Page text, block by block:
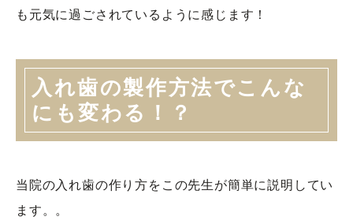
も元気に過ごされているように感じます！
入れ歯の製作方法でこんな
にも変わる！？
当院の入れ歯の作り方をこの先生が簡単に説明してい
ます。。